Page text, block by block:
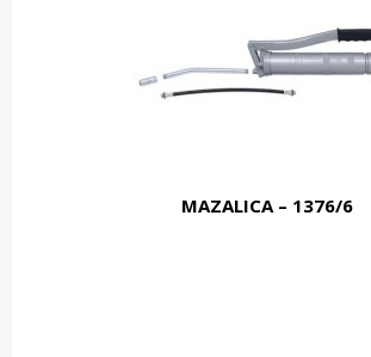
MAZALICA – 1376/6